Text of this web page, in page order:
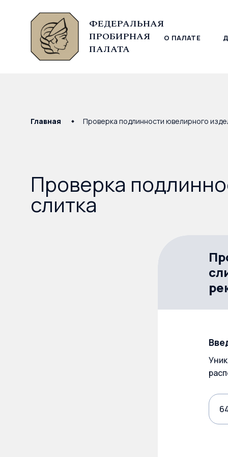
ФЕДЕРАЛЬНАЯ
ПРОБИРНАЯ
ПАЛАТА
О ПАЛАТЕ
© Федеральная пробирная палата, 2026
Главная Проверка подлинности ювелирного
Проверка
слитка